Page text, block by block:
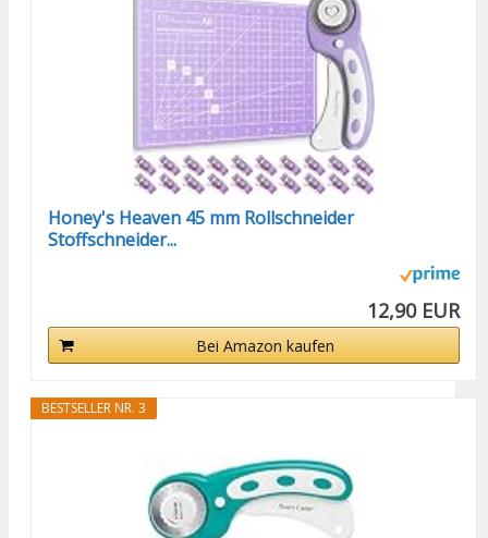
Honey's Heaven 45 mm Rollschneider
Stoffschneider...
12,90 EUR
Bei Amazon kaufen
BESTSELLER NR. 3